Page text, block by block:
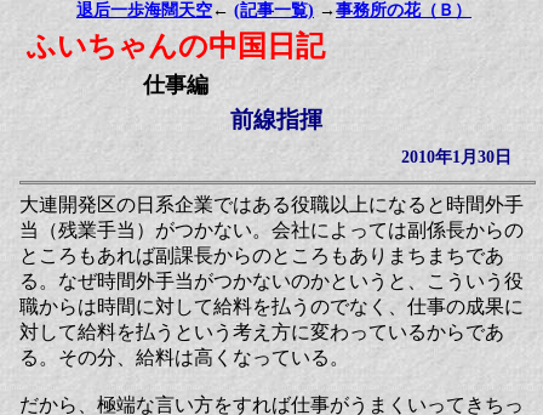
退后一歩海闊天空 ← (記事一覧) →事務所の花（Ｂ）
ふいちゃんの中国日記
仕事編
前線指揮
2010年1月30日
大連開発区の日系企業ではある役職以上になると時間外手
当（残業手当）がつかない。会社によっては副係長からの
ところもあれば副課長からのところもありまちまちであ
る。なぜ時間外手当がつかないのかというと、こういう役
職からは時間に対して給料を払うのでなく、仕事の成果に
対して給料を払うという考え方に変わっているからであ
る。その分、給料は高くなっている。
だから、極端な言い方をすれば仕事がうまくいってきちっ